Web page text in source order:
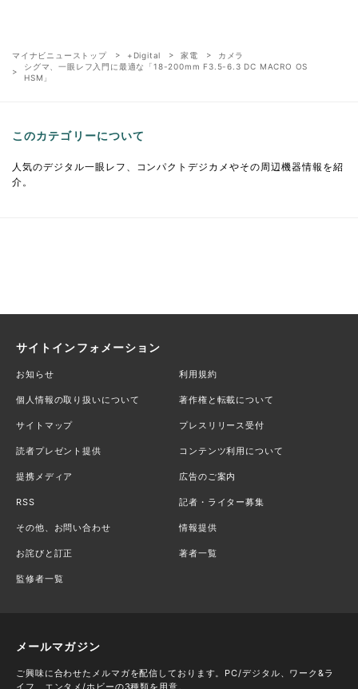
マイナビニューストップ +Digital 家電
カメラ
シグマ、一眼レフ入門に最適な「18-200mm F3.5-6.3 DC MACRO OS
HSM」
このカテゴリーについて
人気のデジタル一眼レフ、コンパクトデジカメやその周辺機器情報を紹
介。
サイトインフォメーション
お知らせ 利用規約
個人情報の取り扱いについて 著作権と転載について
サイトマップ プレスリリース受付
読者プレゼント提供 コンテンツ利用について
提携メディア 広告のご案内
RSS 記者・ライター募集
その他、お問い合わせ 情報提供
お詫びと訂正 著者一覧
監修者一覧
メールマガジン
ご興味に合わせたメルマガを配信しております。PC/デジタル、ワーク&ラ
イフ、エンタメ/ホビーの3種類を用意。